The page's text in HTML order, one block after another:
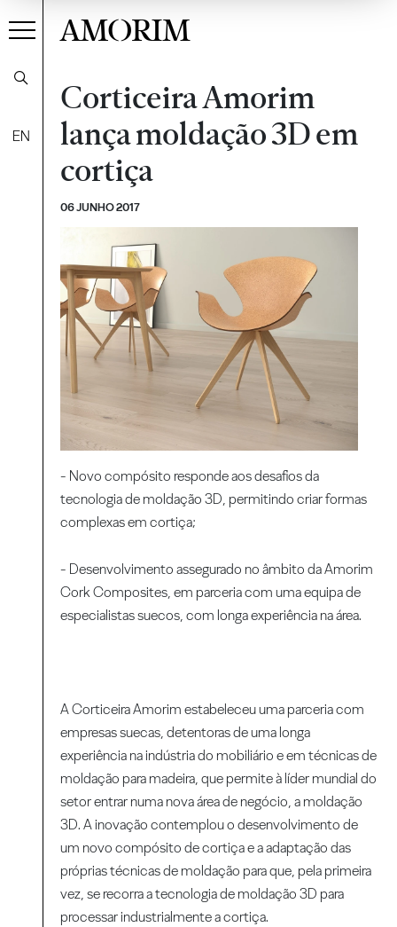
EN
AMORIM
Corticeira Amorim
lança moldação 3D em
cortiça
06 JUNHO 2017
- Novo compósito responde aos desafios da
tecnologia de moldação 3D, permitindo criar formas
complexas em cortiça;
- Desenvolvimento assegurado no âmbito da Amorim
Cork Composites, em parceria com uma equipa de
especialistas suecos, com longa experiência na área.
A Corticeira Amorim estabeleceu uma parceria com
empresas suecas, detentoras de uma longa
experiência na indústria do mobiliário e em técnicas de
moldação para madeira, que permite à líder mundial do
setor entrar numa nova área de negócio, a moldação
3D. A inovação contemplou o desenvolvimento de
um novo compósito de cortiça e a adaptação das
próprias técnicas de moldação para que, pela primeira
vez, se recorra a tecnologia de moldação 3D para
processar industrialmente a cortiça.